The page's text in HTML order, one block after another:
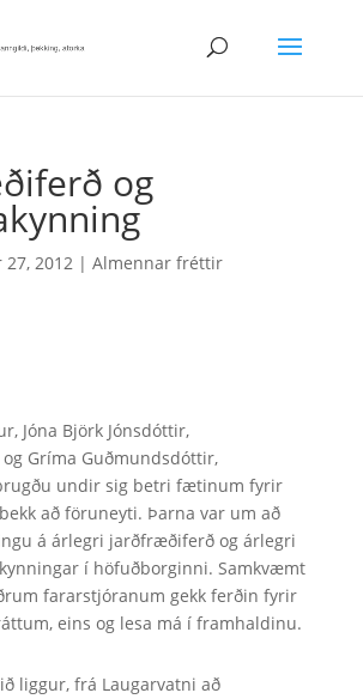
og
27, 2012| Almennar fréttir
Jóna Björk Jónsdóttir,
Gríma Guðmundsdóttir,
undir sig betri fætinum fyrir
að föruneyti. Þarna var um að
á árlegri jarðfræðiferð og árlegri
í höfuðborginni. Samkvæmt
fararstjóranum gekk ferðin fyrir
eins og lesa má í framhaldinu.
liggur, frá Laugarvatni að